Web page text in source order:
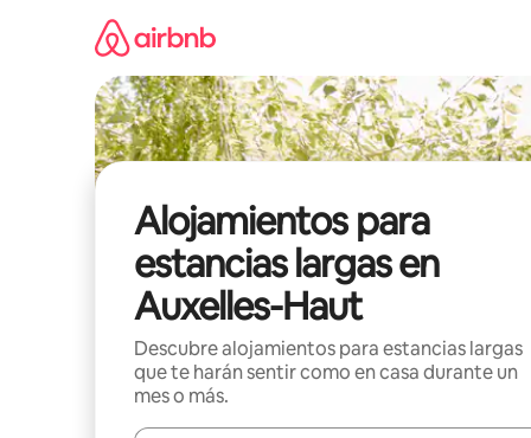
Alojamientos para
estancias largas en
Auxelles-Haut
Descubre alojamientos para estancias largas
que te harán sentir como en casa durante un
mes o más.